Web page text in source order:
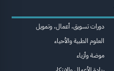
دورات تسويق، أعمال، وتمويل
العلوم الطبية والأحياء
موضة وأزياء